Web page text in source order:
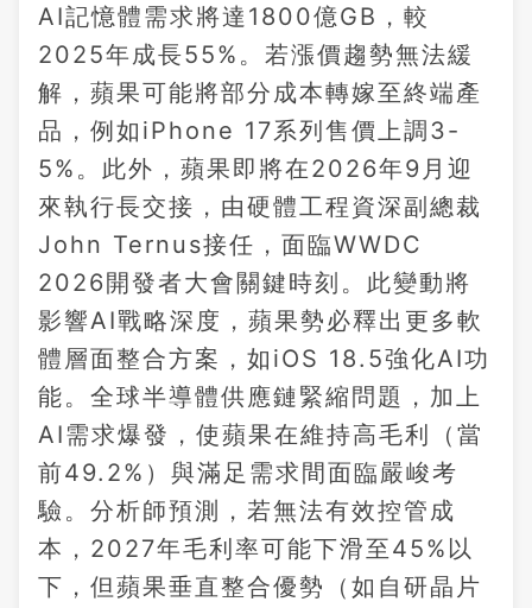
AI記憶體需求將達1800億GB，較
2025年成長55%。若漲價趨勢無法緩
解，蘋果可能將部分成本轉嫁至終端產
品，例如iPhone 17系列售價上調3-
5%。此外，蘋果即將在2026年9月迎
來執行長交接，由硬體工程資深副總裁
John Ternus接任，面臨WWDC
2026開發者大會關鍵時刻。此變動將
影響AI戰略深度，蘋果勢必釋出更多軟
體層面整合方案，如iOS 18.5強化AI功
能。全球半導體供應鏈緊縮問題，加上
AI需求爆發，使蘋果在維持高毛利（當
前49.2%）與滿足需求間面臨嚴峻考
驗。分析師預測，若無法有效控管成
本，2027年毛利率可能下滑至45%以
下，但蘋果垂直整合優勢（如自研晶片